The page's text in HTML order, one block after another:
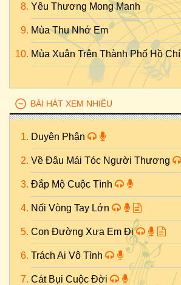
Yêu Thương Mong Manh
Mùa Thu Nhớ Em
Mùa Xuân Trên Thành Phố Hồ
BÀI HÁT XEM NHIỀU
Duyên Phận
Về Đâu Mái Tóc Người Thương
Đắp Mộ Cuộc Tình
Nối Vòng Tay Lớn
Con Đường Xưa Em Đi
Trách Ai Vô Tình
Cát Bụi Cuộc Đời